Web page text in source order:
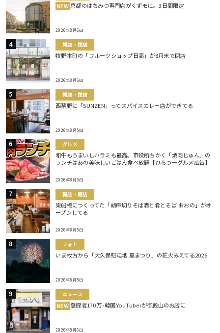
NEW 京都のはちみつ専門店がくずモに。3日間限定
2026年8月6日
開店・閉店
牧野本町の「フルーツショップ日高」が8月末で閉店
2026年8月6日
開店・閉店
西禁野に「SUNZEN」ってスパイスカレー店ができてる
2026年8月5日
グルメ
和牛もうまいしハラミも最高。市役所ちかく「焼肉じゅん」の
ランチはあの美味しいごはん食べ放題【ひらつーグルメ広告】
2026年8月5日
開店・閉店
東船橋につくってた「胡麻切りそば酒と肴とそば おおの」がオ
ープンしてる
2026年8月5日
フォト
いま枚方から「大久保駐屯地 夏まつり」の花火みえてる2026
2026年8月5日
ニュース
NEW 登録者170万･韓国YouTuberが御殿山のお店に
2026年8月6日